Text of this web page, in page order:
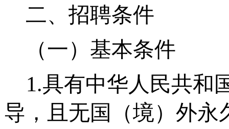
二、招聘条件
（一）基本条件
1.具有中华人民共和
导，且无国（境）外永